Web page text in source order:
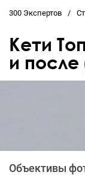
300 Экспертов
Кети
и
Объективы